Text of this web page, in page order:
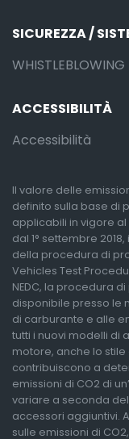
SICUREZZA /
WHISTLEBLOWING
ACCESSIBILITÀ
Accessibilità
Il valore delle
definito sulla base di
applicabili in vigore
dal 1° settembre
della procedura di
Vehicles Test
NEDC, la procedura
disponibile presso le
di carburante e alle
tutti i nuovi modelli di
motore, anche lo
contribuiscono a
emissioni di CO2 di
variare a seconda
accessori aggiuntivi.
sulle emissioni di